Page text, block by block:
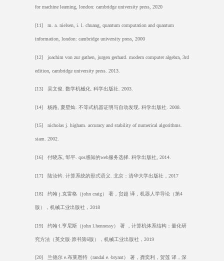
for machine learning, london: cambridge university press, 2020
[11] m. a. nielsen, i. l. chuang, quantum computation and quantum
information, london: cambridge university press, 2000
[12] joachim von zur gathen, jurgen gerhard. modern computer algebra, 3rd
edition, cambridge university press. 2013.
[13] 吴文俊 数学机械化 科学出版社 . 2003.
[14] 杨路 夏壁灿 不等式机器证明与自动发现 科学出版社 . 2008.
[15] nicholas j. higham. accuracy and stability of numerical algorithms.
siam. 2002.
[16] 付晓东 邹平 . qos感知的web服务选择 科学出版社 , 2014.
[17] 陆汝钤 计算系统的形式语义 北京：清华大学出版社， 2017
[18] 约翰 j. 克雷格（john craig） 著，贠超 译，机器人学导论（第4
版），机械工业出版社， 2018
[19] 约翰·l. 亨尼斯（john l.hennessy） 著 ，计算机体系结构：量化研
究方法（英文版·原书第6版），机械工业出版社， 2019
[20] 兰德尔 e.布莱恩特（randal e.·bryant） 著，龚奕利，贺莲 译，深